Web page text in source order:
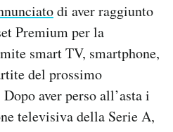
di aver raggiunto
Premium per la
smart TV, smartphone,
del prossimo
aver perso all’asta i
televisiva della Serie A,